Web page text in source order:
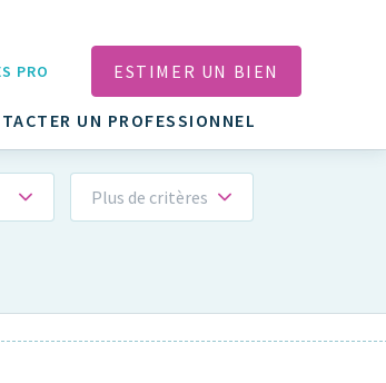
UN PROFESSIONNEL
PRO ESTIMER UN BIEN
Plus de critères